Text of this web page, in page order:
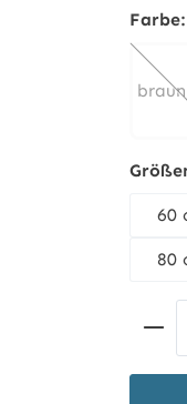
Farbe:
60
80